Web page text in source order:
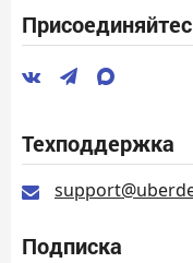
Техподдержка
Подписка